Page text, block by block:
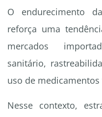
O endurecimento
reforça uma
mercados
sanitário,
uso de
Nesse contexto,